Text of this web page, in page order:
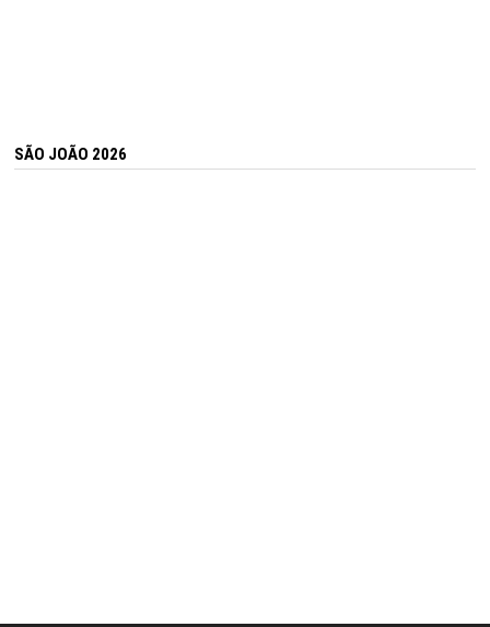
SÃO JOÃO 2026